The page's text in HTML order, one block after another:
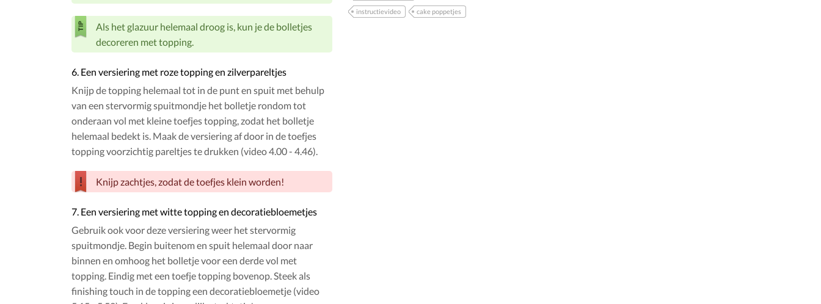
instructievideo cake poppetjes
Als het glazuur helemaal droog is, kun je de bolletjes
decoreren met topping.
6. Een versiering met roze topping en zilverpareltjes
Knijp de topping helemaal tot in de punt en spuit met behulp
van een stervormig spuitmondje het bolletje rondom tot
onderaan vol met kleine toefjes topping, zodat het bolletje
helemaal bedekt is. Maak de versiering af door in de toefjes
topping voorzichtig pareltjes te drukken (video 4.00 - 4.46).
Knijp zachtjes, zodat de toefjes klein worden!
7. Een versiering met witte topping en decoratiebloemetjes
Gebruik ook voor deze versiering weer het stervormig
spuitmondje. Begin buitenom en spuit helemaal door naar
binnen en omhoog het bolletje voor een derde vol met
topping. Eindig met een toefje topping bovenop. Steek als
finishing touch in de topping een decoratiebloemetje (video